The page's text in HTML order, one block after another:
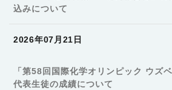
込みについて
2026年07月21日
「第58回国際化学オリンピック ウズ
代表生徒の成績について